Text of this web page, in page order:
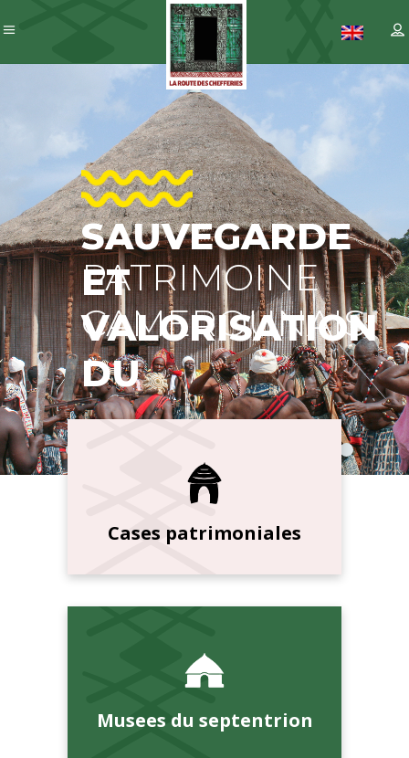
Cases patrimoniales
Musees du septentrion